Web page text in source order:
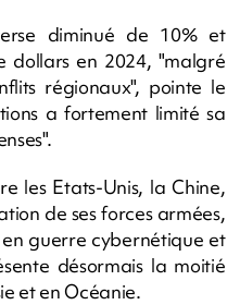
diminué de 10% et
dollars en 2024, "malgré
régionaux", pointe le
a fortement limité sa
les Etats-Unis, la Chine,
de ses forces armées,
en guerre cybernétique et
désormais la moitié
et en Océanie.